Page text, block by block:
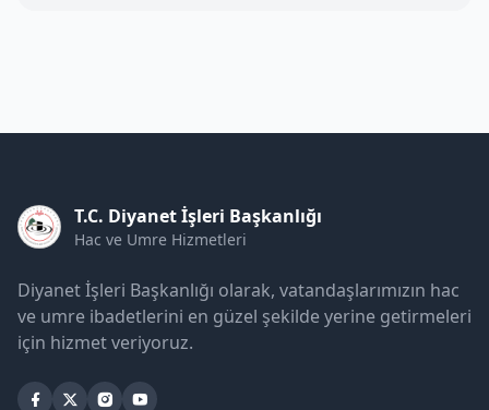
T.C. Diyanet İşleri Başkanlığı
Hac ve Umre Hizmetleri
Diyanet İşleri Başkanlığı olarak, vatandaşlarımızın hac
ve umre ibadetlerini en güzel şekilde yerine getirmeleri
için hizmet veriyoruz.